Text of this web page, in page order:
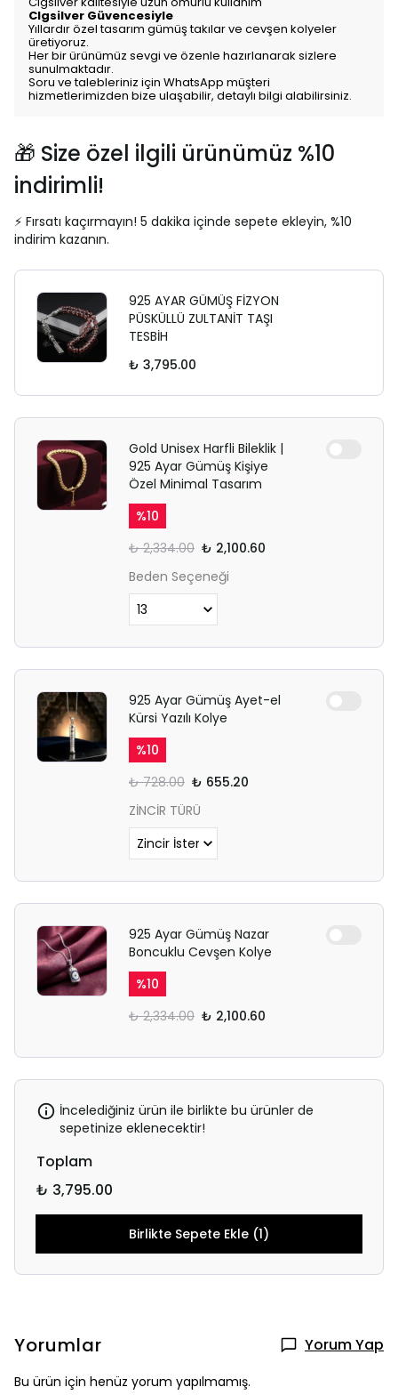
Clgsilver Güvencesiyle
Yıllardır özel tasarım gümüş takılar ve cevşen kolyeler
üretiyoruz.
Her bir ürünümüz sevgi ve özenle hazırlanarak sizlere
sunulmaktadır.
Soru ve talebleriniz için WhatsApp müşteri
hizmetlerimizden bize ulaşabilir, detaylı bilgi alabilirsiniz.
🎁 Size özel ilgili ürünümüz %10
indirimli!
⚡ Fırsatı kaçırmayın! 5 dakika içinde sepete ekleyin, %10
indirim kazanın.
925 AYAR GÜMÜŞ FİZYON
PÜSKÜLLÜ ZULTANİT TAŞI
TESBİH
₺ 3,795.00
Gold Unisex Harfli Bileklik |
925 Ayar Gümüş Kişiye
Özel Minimal Tasarım
%10
₺ 2,334.00 ₺ 2,100.60
Beden Seçeneği
925 Ayar Gümüş Ayet-el
Kürsi Yazılı Kolye
%10
₺ 728.00 ₺ 655.20
ZİNCİR TÜRÜ
925 Ayar Gümüş Nazar
Boncuklu Cevşen Kolye
%10
₺ 2,334.00 ₺ 2,100.60
İncelediğiniz ürün ile birlikte bu ürünler de
sepetinize eklenecektir!
Toplam
₺ 3,795.00
Birlikte Sepete Ekle (1)
Yorumlar Yorum Yap
Bu ürün için henüz yorum yapılmamış.